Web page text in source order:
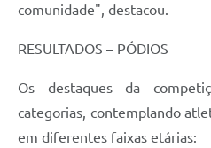
comunidade", destacou.
RESULTADOS – PÓDIOS
Os destaques da
categorias, contemplando
em diferentes faixas etárias: